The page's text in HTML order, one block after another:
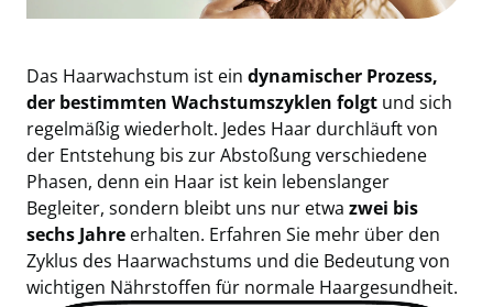
Das Haarwachstum ist ein dynamischer Prozess,
der bestimmten Wachstumszyklen folgt und sich
regelmäßig wiederholt. Jedes Haar durchläuft von
der Entstehung bis zur Abstoßung verschiedene
Phasen, denn ein Haar ist kein lebenslanger
Begleiter, sondern bleibt uns nur etwa zwei bis
sechs Jahre erhalten. Erfahren Sie mehr über den
Zyklus des Haarwachstums und die Bedeutung von
wichtigen Nährstoffen für normale Haargesundheit.